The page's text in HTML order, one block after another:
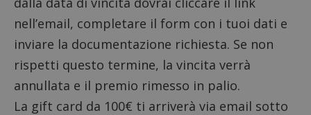
nell’email, completare il form con i tuoi dati e
inviare la documentazione richiesta. Se non
rispetti questo termine, la vincita verrà
annullata e il premio rimesso in palio.
La gift card da 100€ ti arriverà via email sotto